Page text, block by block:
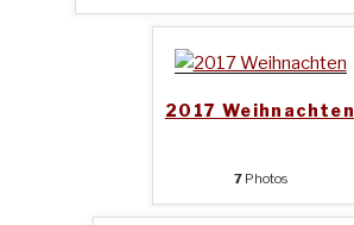
2017 Weihnachten
7Photos